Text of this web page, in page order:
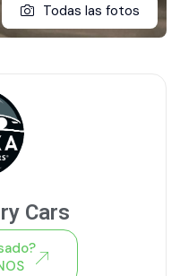
Todas las fotos
Cars